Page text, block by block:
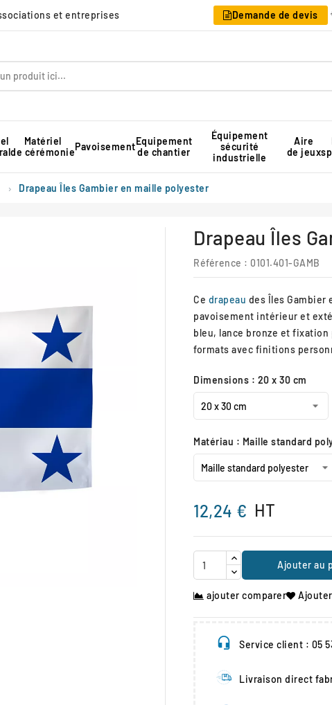
et entreprises Demande de devis
Matériel
de cérémoniePavoisementEquipement
de chantier
Équipement
sécurité
industrielle
Aire
de jeux
Drapeau Îles Gambier en maille polyester
Drapeau Îles
Référence : 0101.401-GAMB
Ce drapeau des Îles Gambier
pavoisement intérieur et
bleu, lance bronze et
formats avec finitions
Dimensions : 20 x 30 cm
Matériau : Maille standard
12,24 € HT
Ajouter au
ajouter comparer
Service client : 05
Livraison direct